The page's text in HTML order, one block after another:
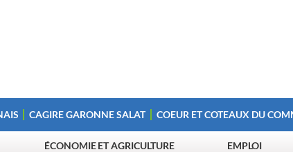
CAGIRE GARONNE SALAT COEUR ET COTEAUX DU
ÉCONOMIE ET AGRICULTURE EMPLOI